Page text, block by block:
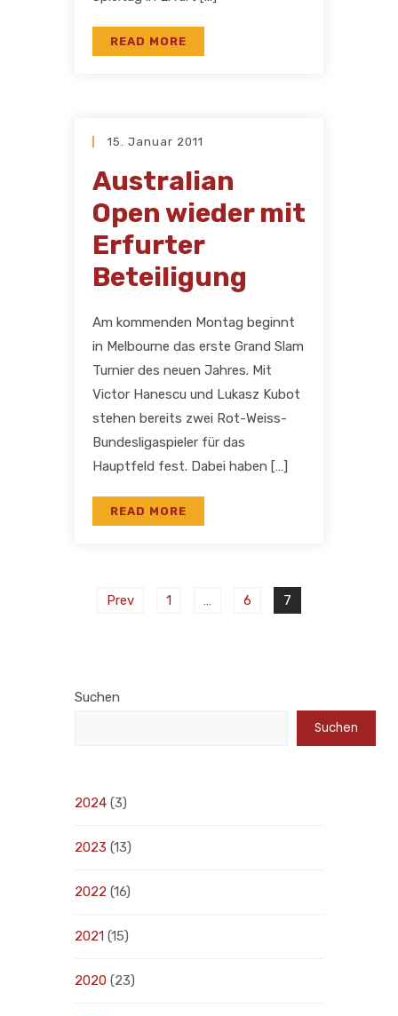
READ MORE
15. Januar 2011
Australian
Open wieder mit
Erfurter
Beteiligung
Am kommenden Montag beginnt
in Melbourne das erste Grand Slam
Turnier des neuen Jahres. Mit
Victor Hanescu und Lukasz Kubot
stehen bereits zwei Rot-Weiss-
Bundesligaspieler für das
Hauptfeld fest. Dabei haben […]
READ MORE
Prev 1 … 6 7
Suchen
Suchen
2024 (3)
2023 (13)
2022 (16)
2021 (15)
2020 (23)